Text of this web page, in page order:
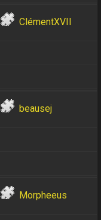
ClémentXVII
beausej
Morpheeus